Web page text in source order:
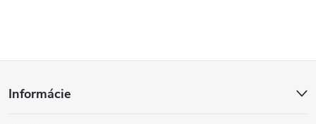
Informácie